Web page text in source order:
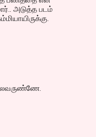
அடுத்த படம்